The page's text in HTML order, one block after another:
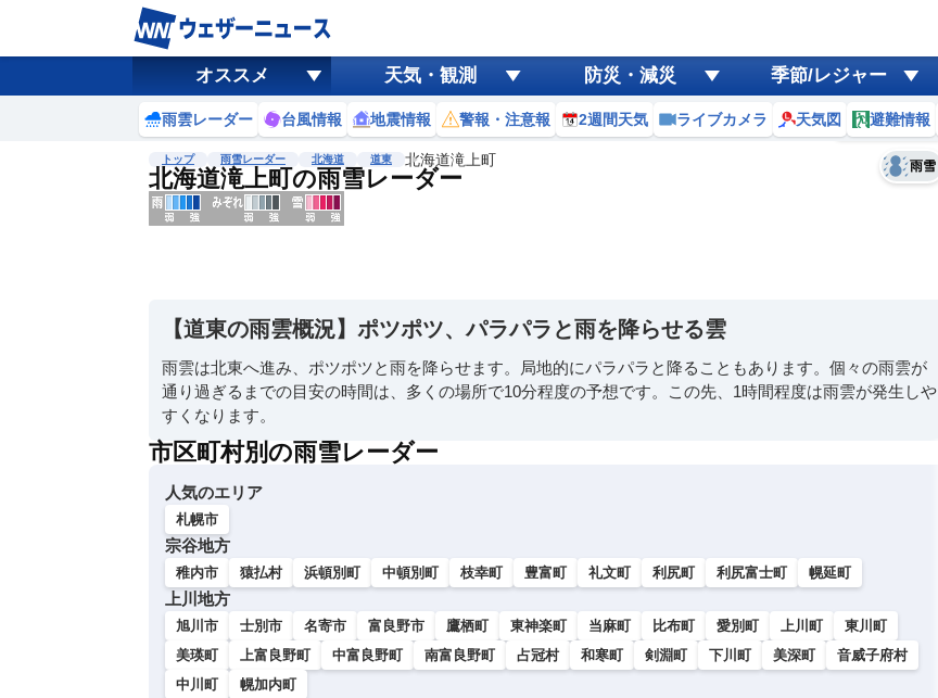
オススメ 天気・観測 防災・減災 季節/レジャー
雨雲レーダー 台風情報 地震情報 警報・注意報 2週間天気 ライブカメラ 天気図 避難情報
トップ 雨雪レーダー 北海道 道東 北海道滝上町
北海道滝上町の雨雪レーダー 雨雪
予報士コメント
黄砂
天気 台風
【道東の雨雲概況】ポツポツ、パラパラと雨を降らせる雲
雨雲は北東へ進み、ポツポツと雨を降らせます。局地的にパラパラと降ることもあります。個々の雨雲が
通り過ぎるまでの目安の時間は、多くの場所で10分程度の予想です。この先、1時間程度は雨雲が発生しや
すくなります。
市区町村別の雨雪レーダー
人気のエリア
札幌市
宗谷地方
稚内市 猿払村 浜頓別町 中頓別町 枝幸町 豊富町 礼文町 利尻町 利尻富士町 幌延町
上川地方
旭川市 士別市 名寄市 富良野市 鷹栖町 東神楽町 当麻町 比布町 愛別町 上川町
東川町
美瑛町
上富良野町 中富良野町 南富良野町 占冠村 和寒町 剣淵町 下川町 美深町
音威子府村
中川町
幌加内町